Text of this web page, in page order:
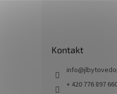
Kontakt
info@
+ 420 776 897